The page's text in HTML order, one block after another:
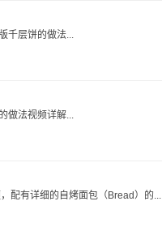
千层饼的做法...
做法视频详解...
配有详细的自烤面包（Bread）的...